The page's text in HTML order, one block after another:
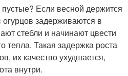
Если весной держится
задерживаются в
стебли и начинают цвести
тепла. Такая задержка роста
их качество ухудшается,
внутри.